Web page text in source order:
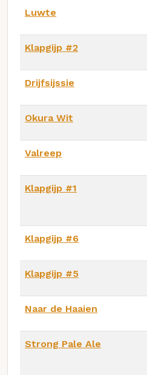
Luwte
Klapgijp #2
Drijfsijssie
Okura Wit
Valreep
Klapgijp #1
Klapgijp #6
Klapgijp #5
Naar de Haaien
Strong Pale Ale